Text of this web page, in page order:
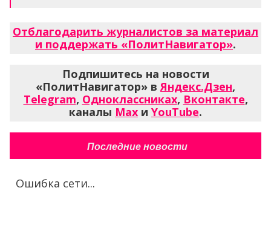
Отблагодарить журналистов за материал
и поддержать «ПолитНавигатор».
Подпишитесь на новости
«ПолитНавигатор» вЯндекс.Дзен,
Telegram, Одноклассниках, Вконтакте,
каналы Max и YouTube.
Последние новости
Ошибка сети...